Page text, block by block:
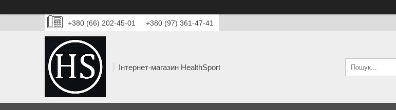
+380 (66) 202-45-01 +380 (97) 361-47-41
Інтернет-магазин HealthSport